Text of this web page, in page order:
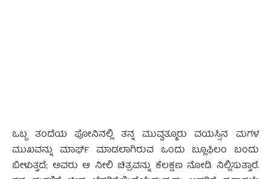
ಒಬ್ಬ ತಂದೆಯ ಫೋನಿನಲ್ಲಿ ತನ್ನ ಮುವ್ವತ್ಮೂರು ವಯಸ್ಸಿನ ಮಗಳ
ಮುಖವನ್ನು ಮಾರ್ಫ್ ಮಾಡಲಾಗಿರುವ ಒಂದು ಬ್ಲೂಫಿಲಂ ಬಂದು
ಬೀಳುತ್ತದೆ; ಅವರು ಆ ನೀಲಿ ಚಿತ್ರವನ್ನು ಕೆಲಕ್ಷಣ ನೋಡಿ ನಿಲ್ಲಿಸುತ್ತಾರೆ.